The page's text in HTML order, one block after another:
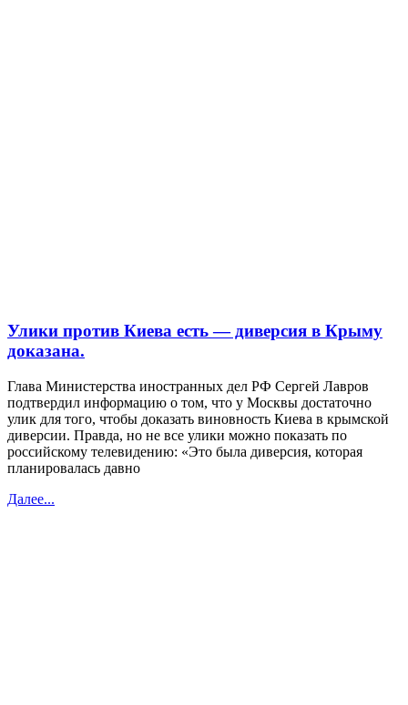
Улики против Киева есть — диверсия в Крыму
доказана.
Глава Министерства иностранных дел РФ Сергей Лавров
подтвердил информацию о том, что у Москвы достаточно
улик для того, чтобы доказать виновность Киева в крымской
диверсии. Правда, но не все улики можно показать по
российскому телевидению: «Это была диверсия, которая
планировалась давно
Далее...